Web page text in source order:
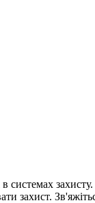
захист.